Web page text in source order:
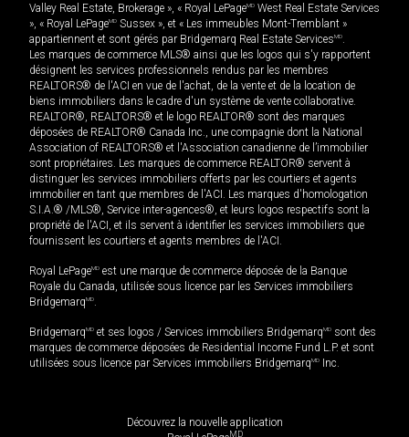
Valley Real Estate, Brokerage », « Royal LePageMD West Real Estate Services
», « Royal LePageMD Sussex », et « Les immeubles Mont-Tremblant »
appartiennent et sont gérés par Bridgemarq Real Estate ServicesMD
Les marques de commerce MLS® ainsi que les logos qui s'y rapportent
désignent les services professionnels rendus par les membres
REALTORS® de l'ACI en vue de l'achat, de la vente et de la location de
biens immobiliers dans le cadre d'un système de vente collaborative.
REALTOR®, REALTORS® et le logo REALTOR® sont des marques
déposées de REALTOR® Canada Inc., une compagnie dont la National
Association of REALTORS® et l'Association canadienne de l’immobilier
sont propriétaires. Les marques de commerce REALTOR® servent à
distinguer les services immobiliers offerts par les courtiers et agents
immobilier en tant que membres de l'ACI. Les marques d'homologation
S.I.A.® /MLS®, Service inter-agences®, et leurs logos respectifs sont la
propriété de l'ACI, et ils servent à identifier les services immobiliers que
fournissent les courtiers et agents membres de l'ACI.
Royal LePageMD est une marque de commerce déposée de la Banque
Royale du Canada, utilisée sous licence par les Services immobiliers
BridgemarqMD
BridgemarqMD et ses logos / Services immobiliers BridgemarqMD sont des
marques de commerce déposées de Residential Income Fund L.P. et sont
utilisées sous licence par Services immobiliers BridgemarqMD Inc.
Découvrez la nouvelle application
MD